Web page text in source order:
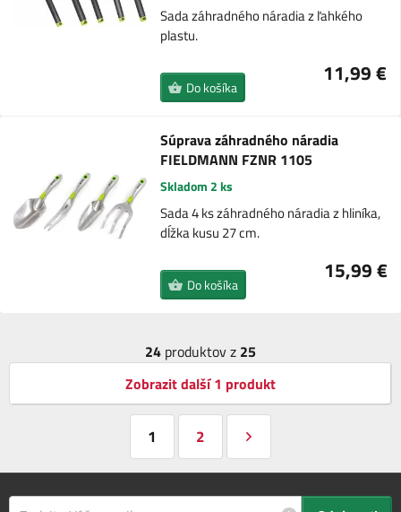
Sada záhradného náradia z ľahkého
plastu.
11,99 €
Do košíka
Súprava záhradného náradia
FIELDMANN FZNR 1105
Skladom 2 ks
Sada 4 ks záhradného náradia z hliníka,
dĺžka kusu 27 cm.
15,99 €
Do košíka
24 produktov z 25
Zobrazit další 1 produkt
1 2